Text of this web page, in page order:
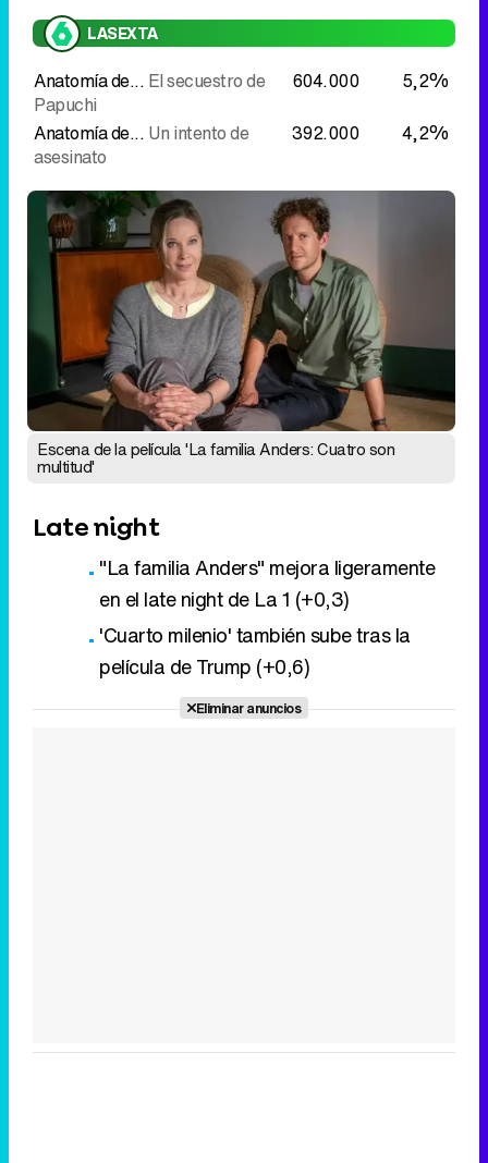
LASEXTA
Anatomía de... El secuestro de
Papuchi
604.000
5,2%
Anatomía de... Un intento de
asesinato
392.000 4,2%
Escena de la película 'La familia Anders: Cuatro son
multitud'
Late night
"La familia Anders" mejora ligeramente
en el late night de La 1 (+0,3)
'Cuarto milenio' también sube tras la
película de Trump (+0,6)
Eliminar anuncios